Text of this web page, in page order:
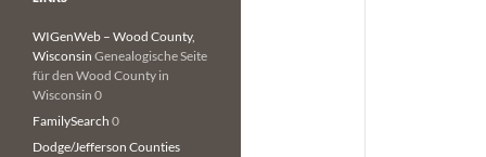
WIGenWeb – Wood County,
Wisconsin Genealogische Seite
für den Wood County in
Wisconsin 0
FamilySearch 0
Dodge/Jefferson Counties